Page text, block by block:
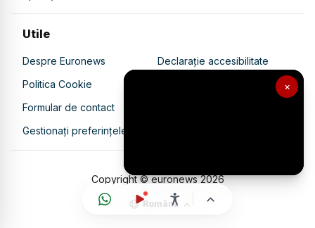
×
Utile
Despre Euronews
Declarație accesibilitate
Politica Cookie
Politica de confidențialitate
Formular de contact
Gestionați preferințele
Copyright © euronews2026
Română